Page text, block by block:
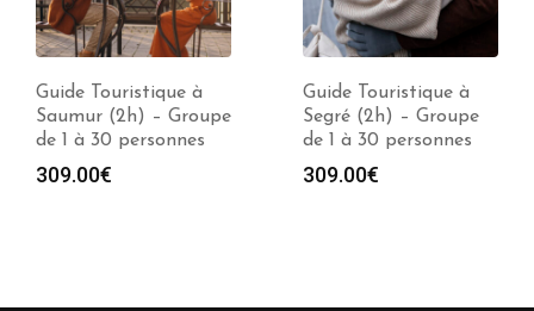
Guide Touristique à
Saumur (2h) – Groupe
de 1 à 30 personnes
309.00€
Guide Touristique à
Segré (2h) – Groupe
de 1 à 30 personnes
309.00€